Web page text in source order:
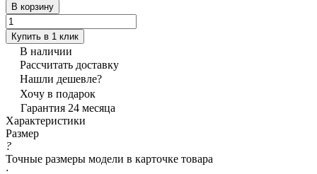
В корзину
Купить в 1 клик
В наличии
Рассчитать доставку
Нашли дешевле?
Хочу в подарок
Гарантия 24 месяца
Характеристики
Размер
?
Точные размеры модели в карточке товара
: